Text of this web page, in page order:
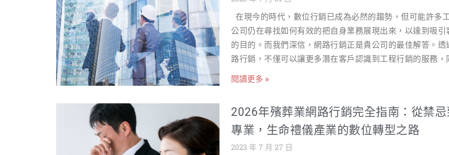
論，強化Go
評論 安全、不會被Google移除 2. 產業應用： 提升冷凍餐
備的信譽和可信度 增強消費者信任 3. 效益/營收： 提高品
碑 刺激銷售和推薦 👉更多資訊請至：
https://www.nss.com.tw/googlemybusine
質保證等為核心價值，融入網站的設計元素中。完成網頁設
後，您的客戶將可以更方便地了解和購買您的產品，我們預
能為您的公司帶來15%-20%的銷售額成長。建議預算約為
萬/次。更多資訊請至:https://www.nss.com.tw/
SEO行銷 我們的SEO行銷服務主要包括關鍵字優化、網站架
的排名，進而提高網站的曝光率。對於您的業務，我們將挑
網站的架構，讓搜尋引擎更容易找到您的網站。進行SEO行銷
後，您的網站流量及商品曝光度將有顯著提升，我們預估這
在現今的時代，數位行銷已成為必然的趨勢，但可能許多
公司仍在尋找如何有效的把自身業務展現出來，以達到吸引
的目的。而我們深信，網路行銷正是貴公司的最佳解答。透
路行銷，不僅可以讓更多潛在客戶認識到工程行銷的服務，
也可以提升業務量並提高品牌知名度。以下我們針對各種網
公司的Epoxy環氧樹脂、地坪修補、防水油漆、完全路線漆
牆等產品與服務，設計出專屬於您的網站。讓您的客戶能夠
頁即瞭解到公司的專業服務，並便利的進行聯繫與下單。透
閱讀更多 »
2026年殯葬業網路行銷完全指南：從禁忌
專業，生命禮儀產業的數位轉型之路
2023 年 7 月 27 日